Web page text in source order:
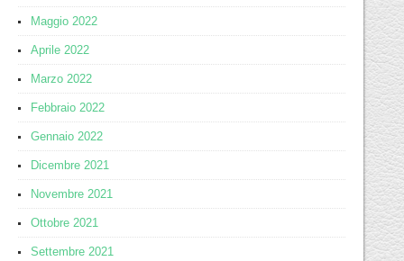
Maggio 2022
Aprile 2022
Marzo 2022
Febbraio 2022
Gennaio 2022
Dicembre 2021
Novembre 2021
Ottobre 2021
Settembre 2021